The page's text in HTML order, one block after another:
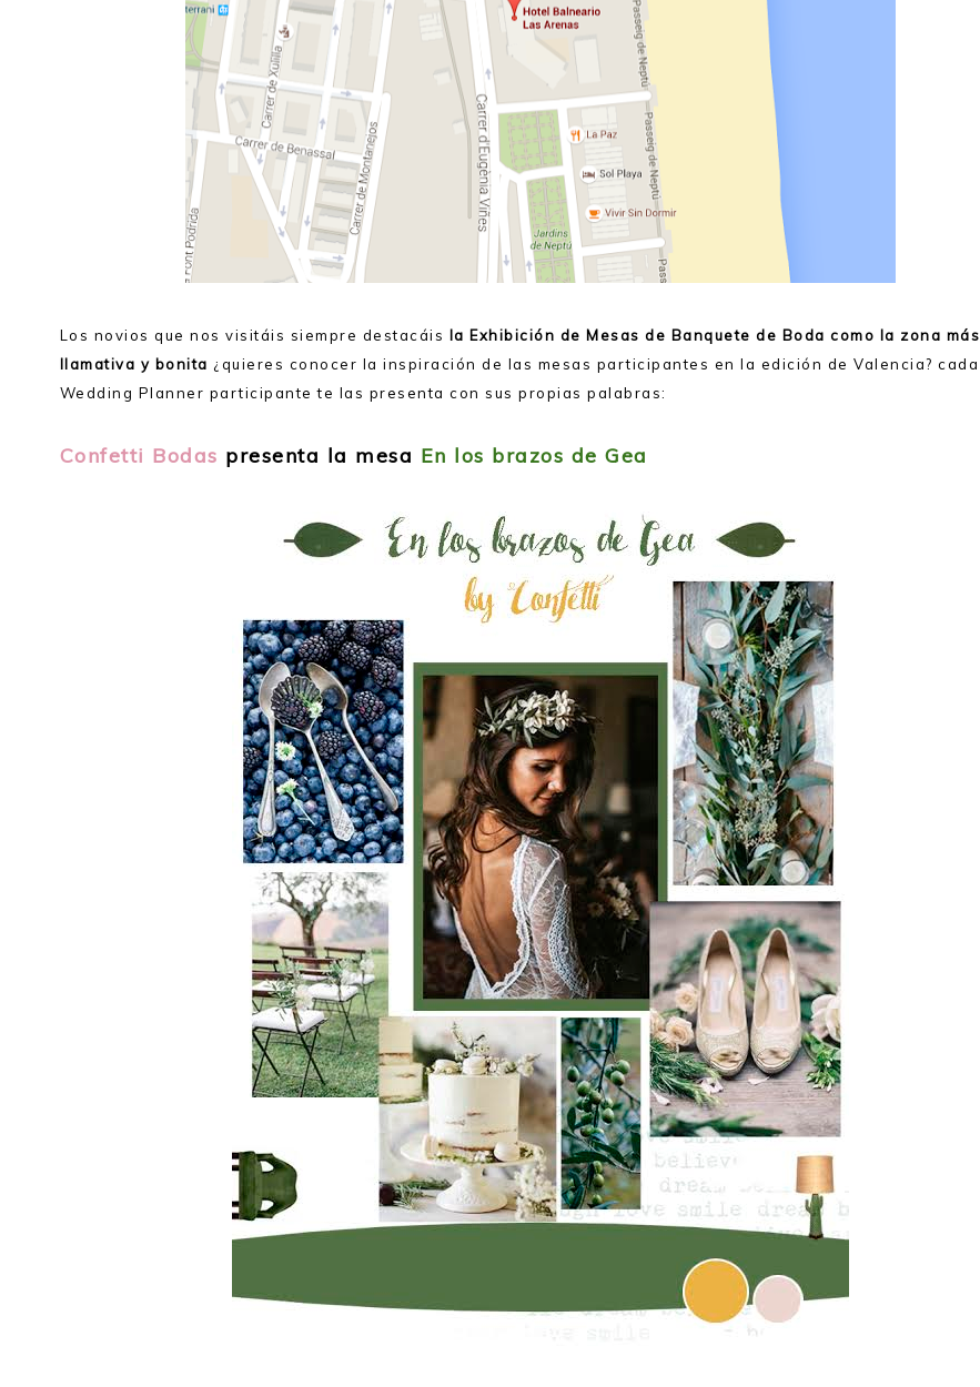
Los novios que nos visitáis siempre destacáis la Exhibición de Mesas de Banquete de Boda como la zona más
llamativa y bonita ¿quieres conocer la inspiración de las mesas participantes en la edición de Valencia? cada
Wedding Planner participante te las presenta con sus propias palabras:
Confetti Bodas presenta la mesa En los brazos de Gea